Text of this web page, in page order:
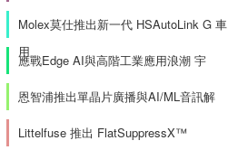
Molex莫仕推出新一代 HSAutoLink G 車
用
應戰Edge AI與高階工業應用浪潮 宇
恩智浦推出單晶片廣播與AI/ML音訊解
Littelfuse 推出 FlatSuppressX™